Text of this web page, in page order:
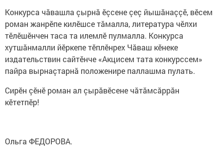
Конкурса чăвашла çырнă ӗçсене çеç йышăнаççӗ, вӗсем
роман жанрӗпе килӗшсе тăмалла, литература чӗлхи
тӗлӗшӗнчен таса та илемлӗ пулмалла. Конкурса
хутшăнмалли йӗркепе тӗплӗнрех Чăваш кӗнеке
издательствин сайтӗнче «Акцисем тата конкурссем»
пайра вырнаçтарнă положенире паллашма пулать.
Сирӗн çӗнӗ роман ал çырăвӗсене чăтăмсăррăн
кӗтетпӗр!
Ольга ФЕДОРОВА.